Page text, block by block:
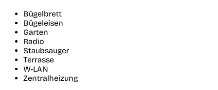
Bügelbrett
Bügeleisen
Garten
Radio
Staubsauger
Terrasse
W-LAN
Zentralheizung